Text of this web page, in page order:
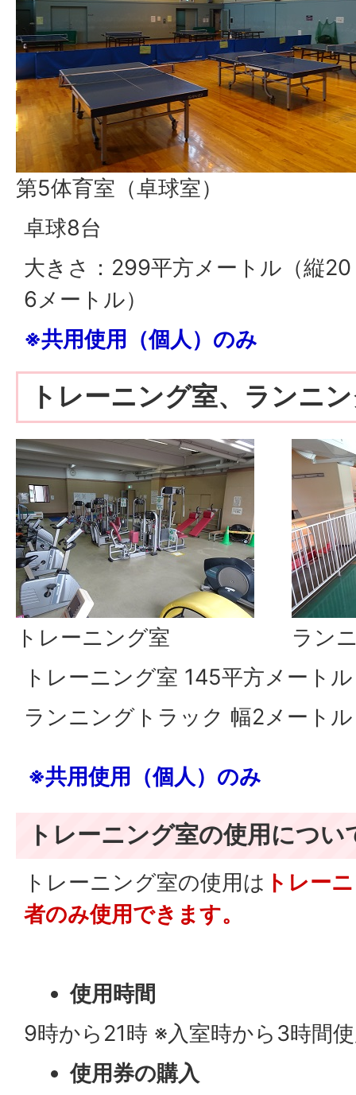
第5体育室（卓球室）
卓球8台
大きさ：299平方メートル（縦
6メートル）
※共用使用（個人）のみ
トレーニング室、ランニ
トレーニング室
ラン
トレーニング室 145平方メートル
ランニングトラック 幅2メート
※共用使用（個人）のみ
トレーニング室の使用につい
トレーニング室の使用は トレー
者のみ使用できます。
使用時間
9時から21時 ※入室時から3時間
使用券の購入